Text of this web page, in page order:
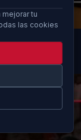
tu
las cookies
análisis final